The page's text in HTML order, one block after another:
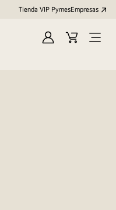
Tienda VIP PymesEmpresas
IniciarCart
Open